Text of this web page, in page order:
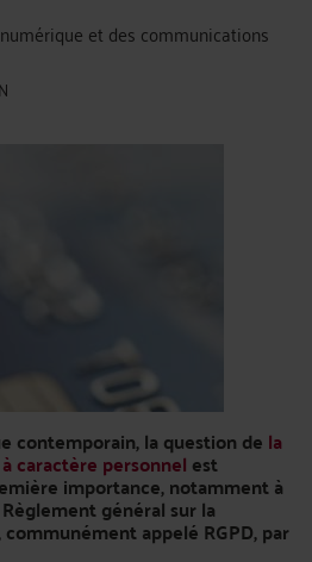
et des communications
contemporain, la question de la
caractère personnel est
importance, notamment à
général sur la
appelé RGPD, par